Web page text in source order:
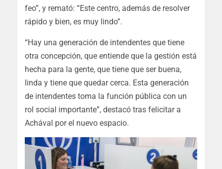
feo”, y remató: “Este centro, además de resolver
rápido y bien, es muy lindo”.
“Hay una generación de intendentes que tiene
otra concepción, que entiende que la gestión está
hecha para la gente, que tiene que ser buena,
linda y tiene que quedar cerca. Esta generación
de intendentes toma la función pública con un
rol social importante”, destacó tras felicitar a
Achával por el nuevo espacio.